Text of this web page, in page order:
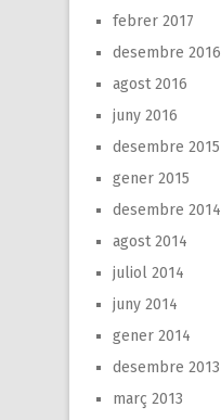
febrer 2017
desembre 2016
agost 2016
juny 2016
desembre 2015
gener 2015
desembre 2014
agost 2014
juliol 2014
juny 2014
gener 2014
desembre 2013
març 2013